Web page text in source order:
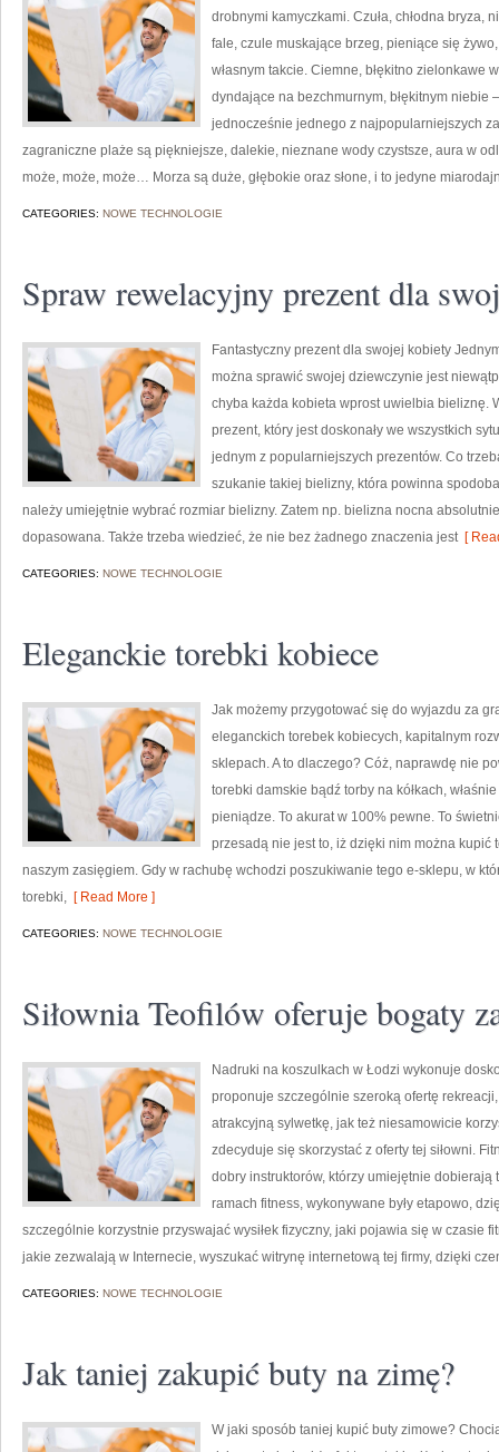
drobnymi kamyczkami. Czuła, chłodna bryza,
fale, czule muskające brzeg, pieniące się
własnym takcie. Ciemne, błękitno zielonkawe
dyndające na bezchmurnym, błękitnym niebie
jednocześnie jednego z najpopularniejszych
zagraniczne plaże są piękniejsze, dalekie, nieznane wody czystsze, aura w
może, może, może… Morza są duże, głębokie oraz słone, i to jedyne
CATEGORIES: NOWE TECHNOLOGIE
Spraw rewelacyjny prezent dla
Fantastyczny prezent dla swojej kobiety
można sprawić swojej dziewczynie jest
chyba każda kobieta wprost uwielbia bieliznę.
prezent, który jest doskonały we wszystkich
jednym z popularniejszych prezentów. Co
szukanie takiej bielizny, która powinna
należy umiejętnie wybrać rozmiar bielizny. Zatem np. bielizna nocna
dopasowana. Także trzeba wiedzieć, że nie bez żadnego znaczenia jest[
CATEGORIES: NOWE TECHNOLOGIE
Eleganckie torebki kobiece
Jak możemy przygotować się do wyjazdu za
eleganckich torebek kobiecych, kapitalnym
sklepach. A to dlaczego? Cóż, naprawdę nie
torebki damskie bądź torby na kółkach,
pieniądze. To akurat w 100% pewne. To
przesadą nie jest to, iż dzięki nim można kupić
naszym zasięgiem. Gdy w rachubę wchodzi poszukiwanie tego e-sklepu, w
torebki, [ Read More ]
CATEGORIES: NOWE TECHNOLOGIE
Siłownia Teofilów oferuje bogaty
Nadruki na koszulkach w Łodzi wykonuje
proponuje szczególnie szeroką ofertę
atrakcyjną sylwetkę, jak też niesamowicie
zdecyduje się skorzystać z oferty tej siłowni.
dobry instruktorów, którzy umiejętnie
ramach fitness, wykonywane były etapowo,
szczególnie korzystnie przyswajać wysiłek fizyczny, jaki pojawia się w czasie
jakie zezwalają w Internecie, wyszukać witrynę internetową tej firmy, dzięki
CATEGORIES: NOWE TECHNOLOGIE
Jak taniej zakupić buty na zimę?
W jaki sposób taniej kupić buty zimowe?